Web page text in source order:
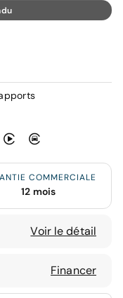
COMMERCIALE
12 mois
Voir le détail
Financer